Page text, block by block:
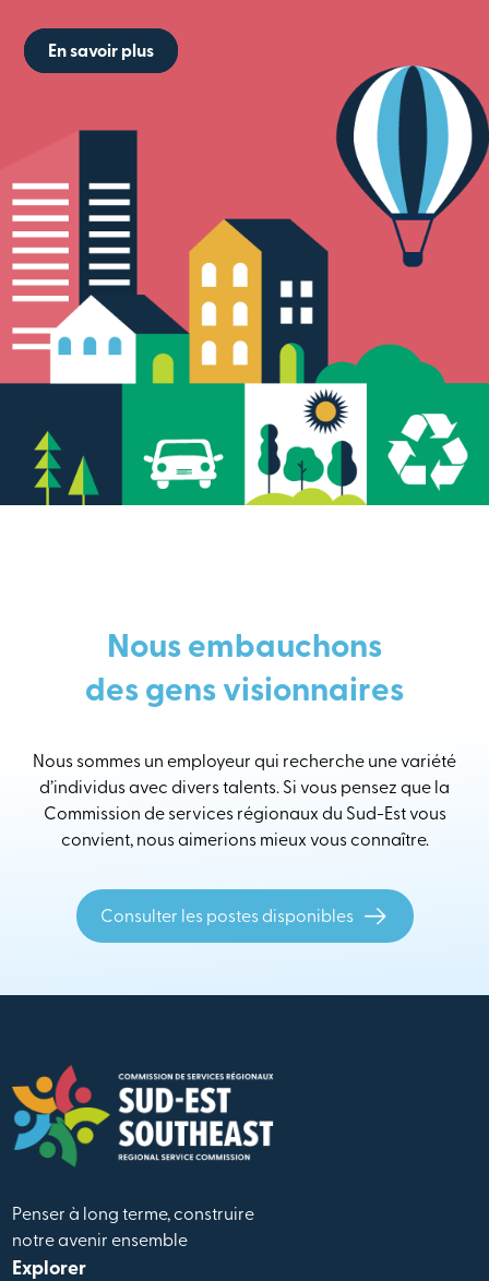
En savoir plus
Nous embauchons
des gens visionnaires
Nous sommes un employeur qui recherche une variété
d’individus avec divers talents. Si vous pensez que la
Commission de services régionaux du Sud-Est vous
convient, nous aimerions mieux vous connaître.
Consulter les postes disponibles
Penser à long terme, construire
notre avenir ensemble
Explorer